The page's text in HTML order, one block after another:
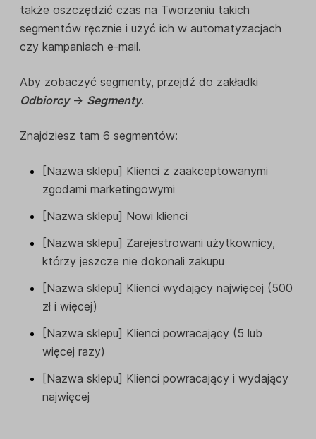
także oszczędzić czas na Tworzeniu takich
segmentów ręcznie i użyć ich w automatyzacjach
czy kampaniach e-mail.
Aby zobaczyć segmenty, przejdź do zakładki
Odbiorcy-> Segmenty.
Znajdziesz tam 6 segmentów:
[Nazwa sklepu] Klienci z zaakceptowanymi
zgodami marketingowymi
[Nazwa sklepu] Nowi klienci
[Nazwa sklepu] Zarejestrowani użytkownicy,
którzy jeszcze nie dokonali zakupu
[Nazwa sklepu] Klienci wydający najwięcej (500
zł i więcej)
[Nazwa sklepu] Klienci powracający (5 lub
więcej razy)
[Nazwa sklepu] Klienci powracający i wydający
najwięcej